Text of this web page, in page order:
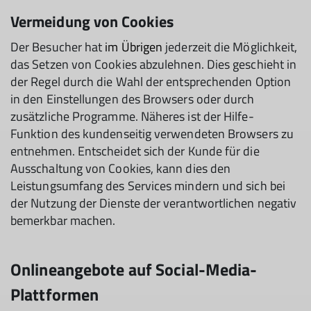
Vermeidung von Cookies
Der Besucher hatim Übrigen jederzeit die Möglichkeit,
das Setzen von Cookies abzulehnen. Dies geschieht in
der Regel durch die Wahl der entsprechenden Option
in den Einstellungen des Browsers oder durch
zusätzliche Programme. Näheres ist der Hilfe-
Funktion des kundenseitig verwendeten Browsers zu
entnehmen. Entscheidet sich der Kunde für die
Ausschaltung von Cookies, kann dies den
Leistungsumfang des Services mindern und sich bei
der Nutzung der Dienste der verantwortlichen negativ
bemerkbar machen.
Onlineangebote auf Social-Media-
Plattformen